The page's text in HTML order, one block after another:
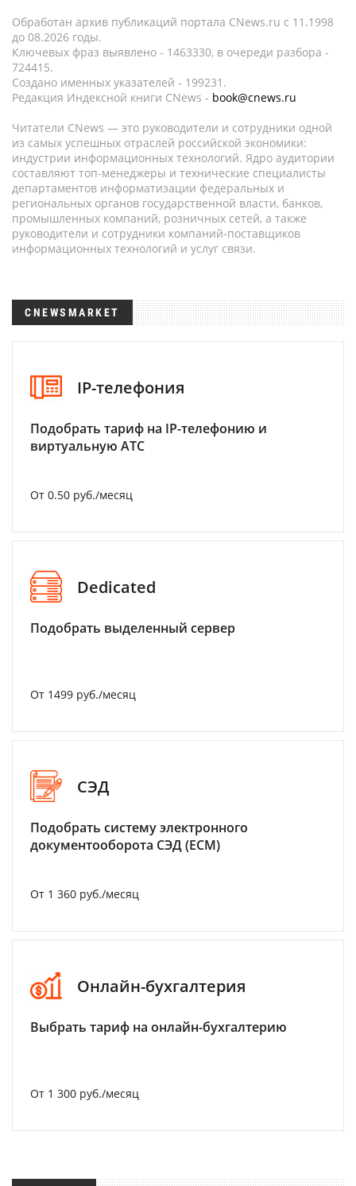
Обработан архив публикаций портала CNews.ru c 11.1998
до 08.2026 годы.
Ключевых фраз выявлено - 1463330, в очереди разбора -
724415.
Создано именных указателей - 199231.
Редакция Индексной книги CNews - book@cnews.ru
Читатели CNews — это руководители и сотрудники одной
из самых успешных отраслей российской экономики:
индустрии информационных технологий. Ядро аудитории
составляют топ-менеджеры и технические специалисты
департаментов информатизации федеральных и
региональных органов государственной власти, банков,
промышленных компаний, розничных сетей, а также
руководители и сотрудники компаний-поставщиков
информационных технологий и услуг связи.
CNEWSMARKET
IP-телефония
Подобрать тариф на IP-телефонию и
виртуальную АТС
От 0.50 руб./месяц
Dedicated
Подобрать выделенный сервер
От 1499 руб./месяц
СЭД
Подобрать систему электронного
документооборота СЭД (ECM)
От 1 360 руб./месяц
Онлайн-бухгалтерия
Выбрать тариф на онлайн-бухгалтерию
От 1 300 руб./месяц